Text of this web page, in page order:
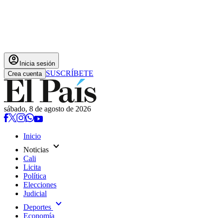
account_circle Inicia sesión
Crea cuenta SUSCRÍBETE
sábado, 8 de agosto de 2026
Inicio
Noticias expand_more
Cali
Licita
Política
Elecciones
Judicial
Deportes expand_more
Economía